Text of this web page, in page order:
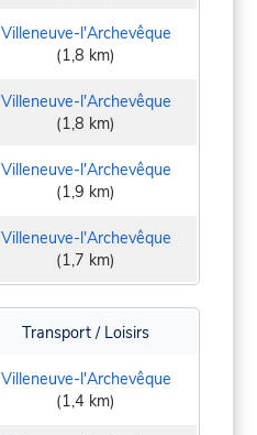
Villeneuve-l'Archevêque
(1,8 km)
Villeneuve-l'Archevêque
(1,8 km)
Villeneuve-l'Archevêque
(1,9 km)
Villeneuve-l'Archevêque
(1,7 km)
Transport / Loisirs
Villeneuve-l'Archevêque
(1,4 km)